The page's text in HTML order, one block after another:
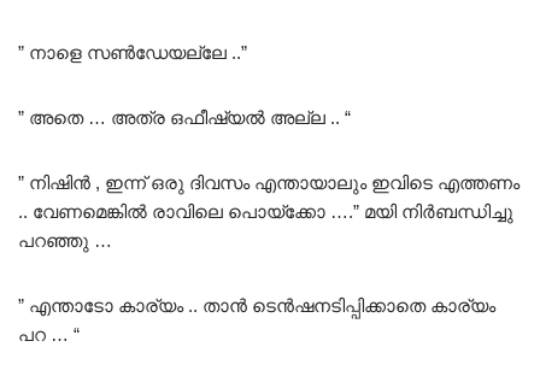
” നാളെ സൺഡേയല്ലേ ..”
” അതെ … അത്ര ഒഫീഷ്യൽ അല്ല .. “
” നിഷിൻ , ഇന്ന് ഒരു ദിവസം എന്തായാലും ഇവിടെ എത്തണം
.. വേണമെങ്കിൽ രാവിലെ പൊയ്ക്കോ ….” മയി നിർബന്ധിച്ചു
പറഞ്ഞു …
” എന്താടോ കാര്യം .. താൻ ടെൻഷനടിപ്പിക്കാതെ കാര്യം
പറ … “